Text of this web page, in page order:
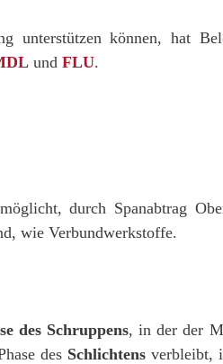
unterstützen können, hat
und FLU.
durch Spanabtrag
wie Verbundwerkstoffe.
des Schruppens, in der der
des Schlichtensverbleibt,